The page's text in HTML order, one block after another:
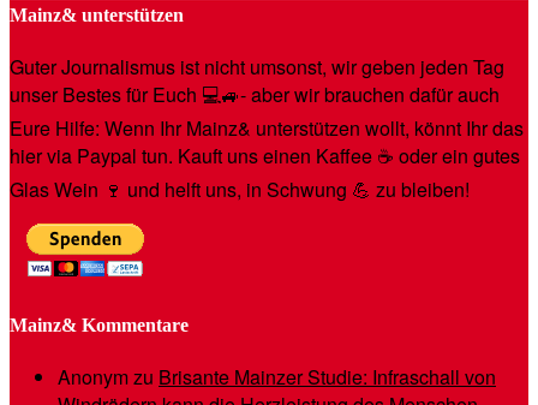
Mainz& unterstützen
Guter Journalismus ist nicht umsonst, wir geben jeden Tag
unser Bestes für Euch 💻🚙- aber wir brauchen dafür auch
Eure Hilfe: Wenn Ihr Mainz& unterstützen wollt, könnt Ihr das
hier via Paypal tun. Kauft uns einen Kaffee ☕️ oder ein gutes
Glas Wein 🍷 und helft uns, in Schwung 💪 zu bleiben!
Mainz& Kommentare
Anonymzu Brisante Mainzer Studie: Infraschall von